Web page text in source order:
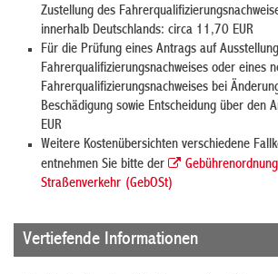
Zustellung des
innerhalb Deutschlands: circa 11,70 EUR
Für die Prüfung eines Antrags auf
Fahrerqualifizierungsnachweises oder eines
Fahrerqualifizierungsnachweises bei
Beschädigung sowie Entscheidung über den
EUR
Weitere Kostenübersichten verschiedene
entnehmen Sie bitte der
Straßenverkehr (GebOSt)
Vertiefende Informationen